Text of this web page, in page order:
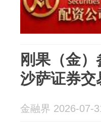
刚果（金
沙萨证券交
金融界 2026-07-